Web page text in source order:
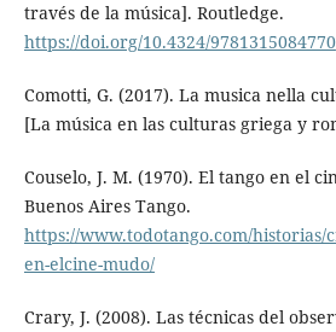
través de la música]. Routledge.
https://doi.org/10.4324/9781315084770
Comotti, G. (2017). La musica nella
[La música en las culturas griega y
Couselo, J. M. (1970). El tango en el
Buenos Aires Tango.
https://www.todotango.com/historias/
en-elcine-mudo/
Crary, J. (2008). Las técnicas del